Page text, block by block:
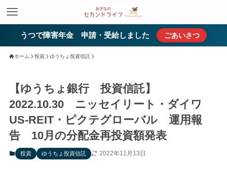
うつで障害年金 申請・受給しました ごあいさつ
ホーム 投資 ゆうちょ投資信託
【ゆうちょ銀行 投資信託】
2022.10.30 ニッセイリート・ダイワ
US-REIT・ピクテグローバル 運用報
告 10月の分配金再投資額発表
投資 ゆうちょ投資信託 2022年11月13日